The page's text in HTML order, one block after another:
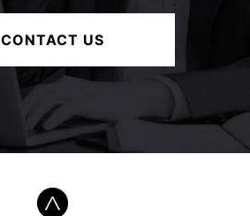
CONTACT US